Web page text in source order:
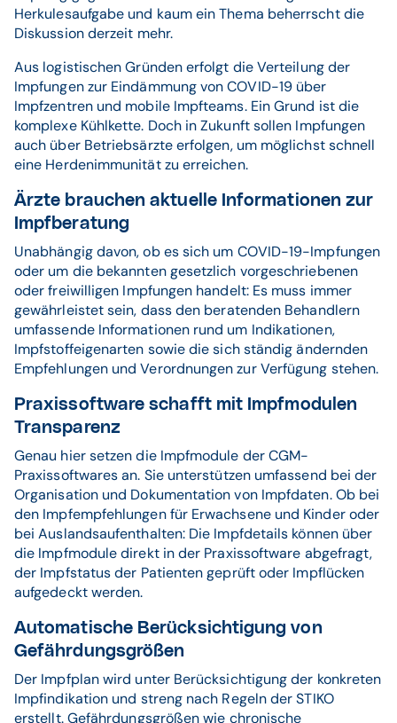
Herkulesaufgabe und kaum ein Thema beherrscht die
Diskussion derzeit mehr.
Aus logistischen Gründen erfolgt die Verteilung der
Impfungen zur Eindämmung von COVID-19 über
Impfzentren und mobile Impfteams. Ein Grund ist die
komplexe Kühlkette. Doch in Zukunft sollen Impfungen
auch über Betriebsärzte erfolgen, um möglichst schnell
eine Herdenimmunität zu erreichen.
Ärzte brauchen aktuelle Informationen zur
Impfberatung
Unabhängig davon, ob es sich um COVID-19-Impfungen
oder um die bekannten gesetzlich vorgeschriebenen
oder freiwilligen Impfungen handelt: Es muss immer
gewährleistet sein, dass den beratenden Behandlern
umfassende Informationen rund um Indikationen,
Impfstoffeigenarten sowie die sich ständig ändernden
Empfehlungen und Verordnungen zur Verfügung stehen.
Praxissoftware schafft mit Impfmodulen
Transparenz
Genau hier setzen die Impfmodule der CGM-
Praxissoftwares an. Sie unterstützen umfassend bei der
Organisation und Dokumentation von Impfdaten. Ob bei
den Impfempfehlungen für Erwachsene und Kinder oder
bei Auslandsaufenthalten: Die Impfdetails können über
die Impfmodule direkt in der Praxissoftware abgefragt,
der Impfstatus der Patienten geprüft oder Impflücken
aufgedeckt werden.
Automatische Berücksichtigung von
Gefährdungsgrößen
Der Impfplan wird unter Berücksichtigung der konkreten
Impfindikation und streng nach Regeln der STIKO
erstellt. Gefährdungsgrößen wie chronische